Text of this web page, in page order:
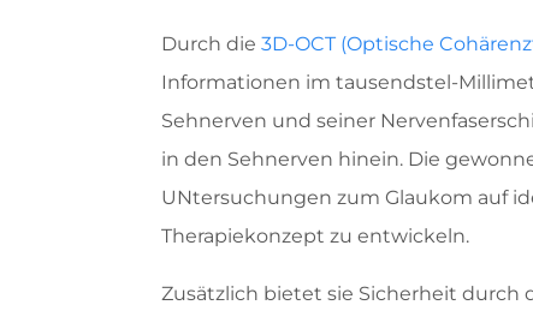
Durch die 3D-OCT (Optische
Informationen im tausendstel-
Sehnerven und seiner
in den Sehnerven hinein. Die
UNtersuchungen zum Glaukom auf
Therapiekonzept zu entwickeln.
Zusätzlich bietet sie Sicherheit durch